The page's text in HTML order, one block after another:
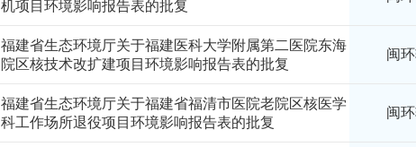
机项目环境影响报告表的批复
福建省生态环境厅关于福建医科大学附属第二医院东海
院区核技术改扩建项目环境影响报告表的批复
闽
福建省生态环境厅关于福建省福清市医院老院区核医学
科工作场所退役项目环境影响报告表的批复
闽